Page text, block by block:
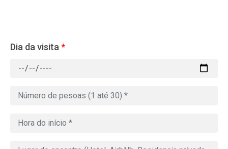
Dia da visita *